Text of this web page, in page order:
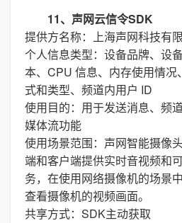
11、声网云信令SDK
提供方名称：上海声网科技有
个人信息类型：设备品牌、设
本、CPU 信息、内存使用情况
式和类型、频道内用户 ID
使用目的：用于发送消息、频
媒体流功能
使用场景范围：声网智能摄像
端和客户端提供实时音视频和
务，在使用网络摄像机的场景
查看摄像机的视频画面。
共享方式：SDK主动获取